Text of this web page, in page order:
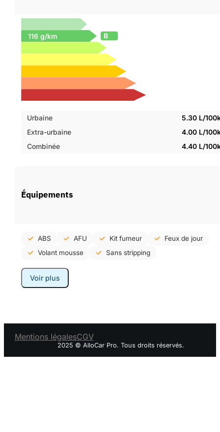
B
Urbaine
5.30 L/
Extra-urbaine
4.00 L/
Combinée
4.40 L/
Équipements
ABS AFU Kit fumeur
Feux de jour
Volant mousse
Sans stripping
Voir plus
Mentions légalesCGV
2025 © AlloCar Pro. Tous droits réservés.